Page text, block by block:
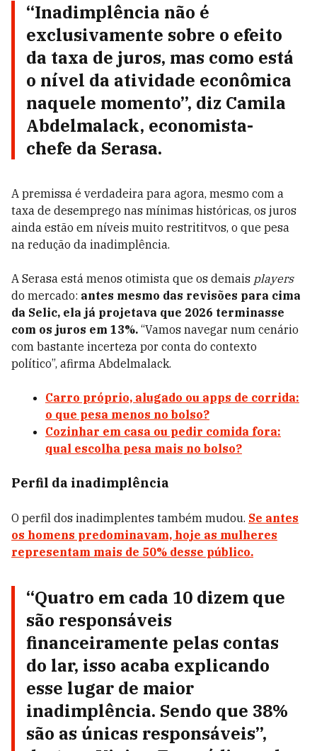
“Inadimplência não é
exclusivamente sobre o efeito
da taxa de juros, mas como está
o nível da atividade econômica
naquele momento”, diz Camila
Abdelmalack, economista-
chefe da Serasa.
A premissa é verdadeira para agora, mesmo com a
taxa de desemprego nas mínimas históricas, os juros
ainda estão em níveis muito restrititvos, o que pesa
na redução da inadimplência.
A Serasa está menos otimista que os demais players
do mercado: antes mesmo das revisões para cima
da Selic, ela já projetava que 2026 terminasse
com os juros em 13%. “Vamos navegar num cenário
com bastante incerteza por conta do contexto
político”, afirma Abdelmalack.
Carro próprio, alugado ou apps de corrida:
o que pesa menos no bolso?
Cozinhar em casa ou pedir comida fora:
qual escolha pesa mais no bolso?
Perfil da inadimplência
O perfil dos inadimplentes também mudou. Se antes
os homens predominavam, hoje as mulheres
representam mais de 50% desse público.
“Quatro em cada 10 dizem que
são responsáveis
financeiramente pelas contas
do lar, isso acaba explicando
esse lugar de maior
inadimplência. Sendo que 38%
são as únicas responsáveis”,